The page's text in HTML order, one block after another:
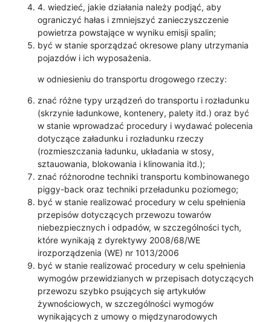
4. wiedzieć, jakie działania należy podjąć, aby
ograniczyć hałas i zmniejszyć zanieczyszczenie
powietrza powstające w wyniku emisji spalin;
być w stanie sporządzać okresowe plany utrzymania
pojazdów i ich wyposażenia.
w odniesieniu do transportu drogowego rzeczy:
znać różne typy urządzeń do transportu i rozładunku
(skrzynie ładunkowe, kontenery, palety itd.) oraz być
w stanie wprowadzać procedury i wydawać polecenia
dotyczące załadunku i rozładunku rzeczy
(rozmieszczania ładunku, układania w stosy,
sztauowania, blokowania i klinowania itd.);
znać różnorodne techniki transportu kombinowanego
piggy-back oraz techniki przeładunku poziomego;
być w stanie realizować procedury w celu spełnienia
przepisów dotyczących przewozu towarów
niebezpiecznych i odpadów, w szczególności tych,
które wynikają z dyrektywy 2008/68/WE
irozporządzenia (WE) nr 1013/2006
być w stanie realizować procedury w celu spełnienia
wymogów przewidzianych w przepisach dotyczących
przewozu szybko psujących się artykułów
żywnościowych, w szczególności wymogów
wynikających z umowy o międzynarodowych